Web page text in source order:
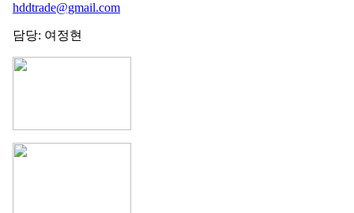
hddtrade@gmail.com
담당: 여정현